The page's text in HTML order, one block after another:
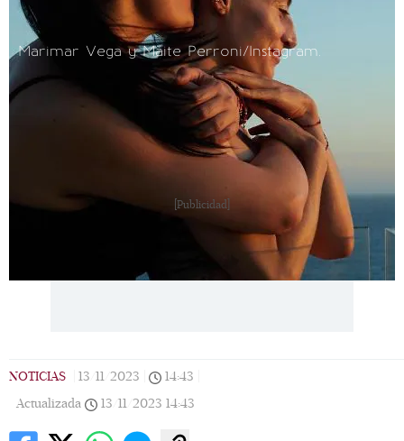
Marimar Vega y Maite Perroni/Instagram.
[Publicidad]
NOTICIAS 13/11/2023 14:43
Actualizada
13/11/2023 14:43